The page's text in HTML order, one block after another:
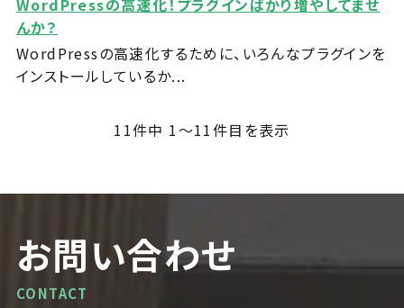
WordPressの高速化！プラグインばかり増やしてませ
んか？
WordPressの高速化するために、いろんなプラグインを
インストールしているか...
11件中 1〜11件目を表示
お問い合わせ
CONTACT